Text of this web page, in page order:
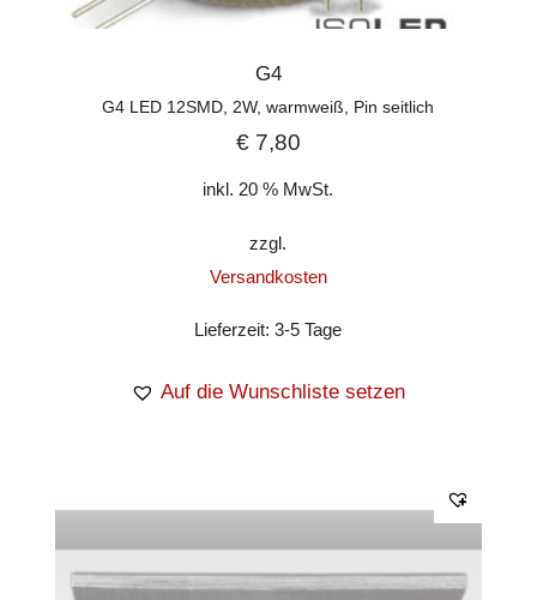
G4
G4 LED 12SMD, 2W, warmweiß, Pin seitlich
€7,80
inkl. 20 % MwSt.
zzgl.
Versandkosten
Lieferzeit:3-5 Tage
Auf die Wunschliste setzen